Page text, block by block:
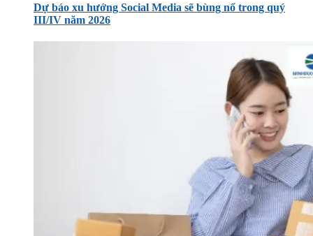
Dự báo xu hướng Social Media sẽ bùng nổ trong quý
III/IV năm 2026